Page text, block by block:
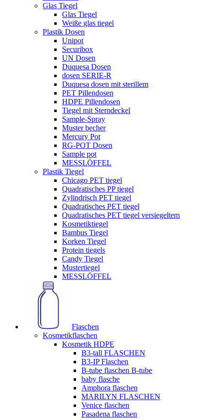
Glas Tiegel
Glas Tiegel
Weiße glas tiegel
Plastik Dosen
Unipot
Securibox
UN Dosen
Duquesa Dosen
dosen SERIE-R
Duquesa dosen mit sterillem
PET Pillendosen
HDPE Pillendosen
Tiegel mit Sterndeckel
Sample-Spray
Muster becher
Mercury Pot
RG-POT Dosen
Sample pot
MESSLÖFFEL
Plastik Tiegel
Chicago PET tiegel
Quadratisches PP tiegel
Zylindrisch PET tiegel
Quadratisches PET tiegel
Quadratisches PET tiegel versiegeltem
Kosmetiktiegel
Bambus Tiegel
Korken Tiegel
Protein tiegels
Candy Tiegel
Mustertiegel
MESSLÖFFEL
Flaschen
Kosmetikflaschen
Kosmetik HDPE
B3-tall FLASCHEN
B3-IP Flaschen
B-tube flaschen B-tube
baby flasche
Amphora flaschen
MARILYN FLASCHEN
Venice flaschen
Pasadena flaschen